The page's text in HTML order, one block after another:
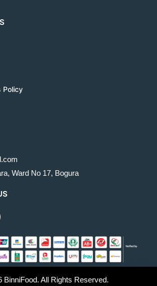
Policy
Ward No 17, Bogura
BinniFood. All Rights Reserved.